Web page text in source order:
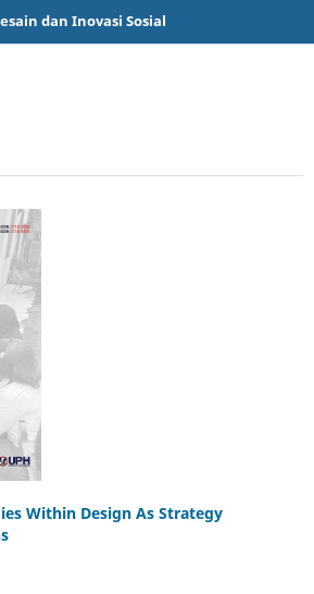
dan Inovasi Sosial
Within Design As Strategy